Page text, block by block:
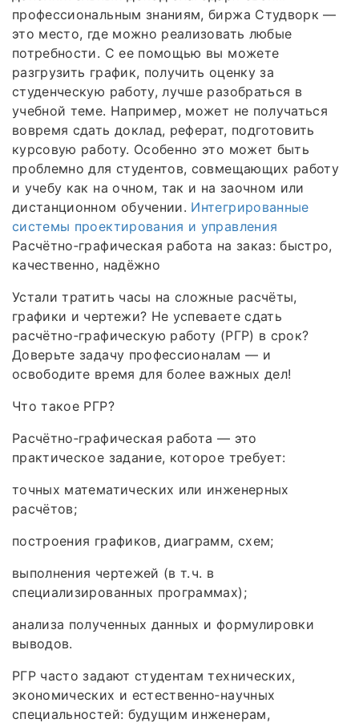
профессиональным знаниям, биржа Студворк —
это место, где можно реализовать любые
потребности. С ее помощью вы можете
разгрузить график, получить оценку за
студенческую работу, лучше разобраться в
учебной теме. Например, может не получаться
вовремя сдать доклад, реферат, подготовить
курсовую работу. Особенно это может быть
проблемно для студентов, совмещающих работу
и учебу как на очном, так и на заочном или
дистанционном обучении. Интегрированные
системы проектирования и управления
Расчётно‑графическая работа на заказ: быстро,
качественно, надёжно
Устали тратить часы на сложные расчёты,
графики и чертежи? Не успеваете сдать
расчётно‑графическую работу (РГР) в срок?
Доверьте задачу профессионалам — и
освободите время для более важных дел!
Что такое РГР?
Расчётно‑графическая работа — это
практическое задание, которое требует:
точных математических или инженерных
расчётов;
построения графиков, диаграмм, схем;
выполнения чертежей (в т. ч. в
специализированных программах);
анализа полученных данных и формулировки
выводов.
РГР часто задают студентам технических,
экономических и естественно‑научных
специальностей: будущим инженерам,